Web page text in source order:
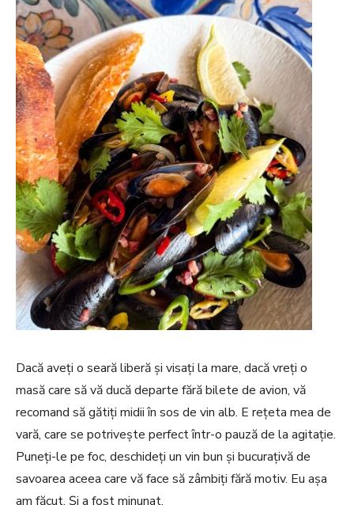
Dacă aveți o seară liberă și visați la mare, dacă vreți o
masă care să vă ducă departe fără bilete de avion, vă
recomand să gătiți midii în sos de vin alb. E rețeta mea de
vară, care se potrivește perfect într-o pauză de la agitație.
Puneți-le pe foc, deschideți un vin bun și bucurațivă de
savoarea aceea care vă face să zâmbiți fără motiv. Eu așa
am făcut. Și a fost minunat.